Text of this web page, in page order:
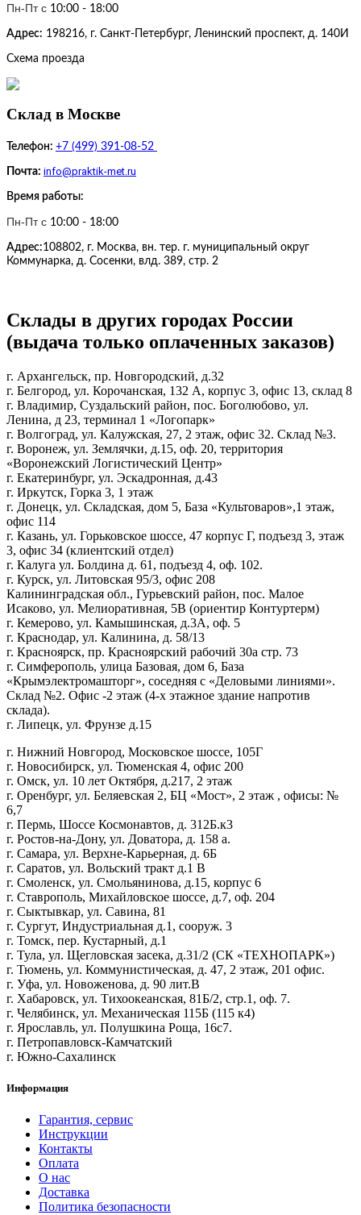
Пн-Пт c 10:00 - 18:00
Адрес: 198216, г. Санкт-Петербург, Ленинский проспект, д. 140И
Схема проезда
Cклад в Москве
Телефон: +7 (499) 391-08-52
Почта: info@praktik-met.ru
Время работы:
Пн-Пт c 10:00 - 18:00
Адрес:108802, г. Москва, вн. тер. г. муниципальный округ
Коммунарка, д. Сосенки, влд. 389, стр. 2
Склады в других городах России
(выдача только оплаченных заказов)
г. Архангельск, пр. Новгородский, д.32
г. Белгород, ул. Корочанская, 132 А, корпус 3, офис 13, склад 8
г. Владимир, Суздальский район, пос. Боголюбово, ул.
Ленина, д 23, терминал 1 «Логопарк»
г. Волгоград, ул. Калужская, 27, 2 этаж, офис 32. Склад №3.
г. Воронеж, ул. Землячки, д.15, оф. 20, территория
«Воронежский Логистический Центр»
г. Екатеринбург, ул. Эскадронная, д.43
г. Иркутск, Горка 3, 1 этаж
г. Донецк, ул. Складская, дом 5, База «Культоваров»,1 этаж,
офис 114
г. Казань, ул. Горьковское шоссе, 47 корпус Г, подъезд 3, этаж
3, офис 34 (клиентский отдел)
г. Калуга ул. Болдина д. 61, подъезд 4, оф. 102.
г. Курск, ул. Литовская 95/3, офис 208
Калининградская обл., Гурьевский район, пос. Малое
Исаково, ул. Мелиоративная, 5В (ориентир Контуртерм)
г. Кемерово, ул. Камышинская, д.3А, оф. 5
г. Краснодар, ул. Калинина, д. 58/13
г. Красноярск, пр. Красноярский рабочий 30а стр. 73
г. Симферополь, улица Базовая, дом 6, База
«Крымэлектромашторг», соседняя с «Деловыми линиями».
Склад №2. Офис -2 этаж (4-х этажное здание напротив
склада).
г. Липецк, ул. Фрунзе д.15
г. Нижний Новгород, Московское шоссе, 105Г
г. Новосибирск, ул. Тюменская 4, офис 200
г. Омск, ул. 10 лет Октября, д.217, 2 этаж
г. Оренбург, ул. Беляевская 2, БЦ «Мост», 2 этаж , офисы: №
6,7
г. Пермь, Шоссе Космонавтов, д. 312Б.к3
г. Ростов-на-Дону, ул. Доватора, д. 158 а.
г. Самара, ул. Верхне-Карьерная, д. 6Б
г. Саратов, ул. Вольский тракт д.1 В
г. Смоленск, ул. Смольянинова, д.15, корпус 6
г. Ставрополь, Михайловское шоссе, д.7, оф. 204
г. Сыктывкар, ул. Савина, 81
г. Сургут, Индустриальная д.1, сооруж. 3
г. Томск, пер. Кустарный, д.1
г. Тула, ул. Щегловская засека, д.31/2 (СК «ТЕХНОПАРК»)
г. Тюмень, ул. Коммунистическая, д. 47, 2 этаж, 201 офис.
г. Уфа, ул. Новоженова, д. 90 лит.В
г. Хабаровск, ул. Тихоокеанская, 81Б/2, стр.1, оф. 7.
г. Челябинск, ул. Механическая 115Б (115 к4)
г. Ярославль, ул. Полушкина Роща, 16с7.
г. Петропавловск-Камчатский
г. Южно-Сахалинск
Информация
Гарантия, сервис
Инструкции
Контакты
Оплата
О нас
Доставка
Политика безопасности